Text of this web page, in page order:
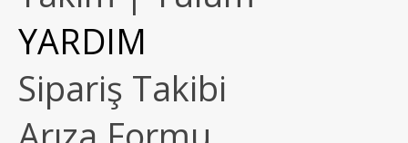
YARDIM
Sipariş Takibi